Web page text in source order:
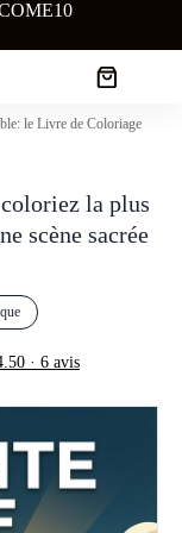
Panier
le Livre de Coloriage
la plus
scène sacrée
· 6 avis